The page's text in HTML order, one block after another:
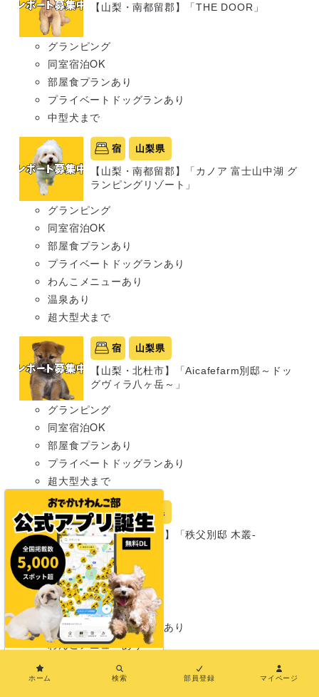
【山梨・南都留郡】「THE DOOR」
グランピング
同室宿泊OK
部屋食プランあり
プライベートドッグランあり
中型犬まで
宿 山梨県
【山梨・南都留郡】「カノア 富士山中湖 グ
ランピングリゾート」
グランピング
同室宿泊OK
部屋食プランあり
プライベートドッグランあり
わんこメニューあり
温泉あり
超大型犬まで
宿 山梨県
【山梨・北杜市】「Aicafefarm別邸～ドッ
グヴィラ八ヶ岳～」
グランピング
同室宿泊OK
部屋食プランあり
プライベートドッグランあり
超大型犬まで
宿 埼玉県
【埼玉・秩父市】「秩父別邸 木叢-
komura-」
グランピング
同室宿泊OK
部屋食プランあり
プライベートドッグランあり
わんこメニューあり
ホーム 検索 部員登録 マイページ